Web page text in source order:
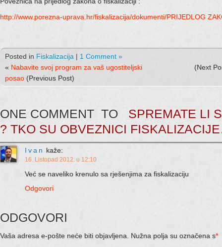
http://www.porezna-uprava.hr/fiskalizacija/dokumenti/PRIJEDLOG
Posted in Fiskalizacija | 1 Comment »
« Nabavite svoj program za vaš ugostiteljski
posao (Previous Post)
(Next
ONE COMMENT TO SPREMATE LI
? TKO SU OBVEZNICI
Ivan kaže:
16. Listopad 2012. u 12:10
Već se naveliko krenulo sa rješenjima za fiskalizaciju
Odgovori
ODGOVORI
Vaša adresa e-pošte neće biti objavljena. Nužna polja su označena s*